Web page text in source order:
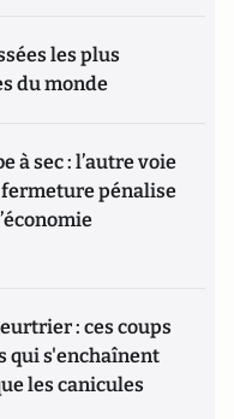
les plus
du monde
à sec : l’autre voie
fermeture pénalise
: ces coups
qui s'enchaînent
les canicules